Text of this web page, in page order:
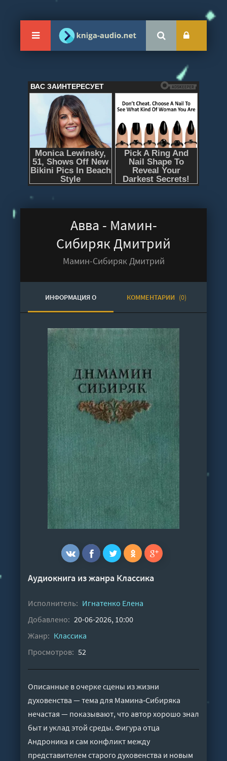
Авва - Мамин-
Сибиряк Дмитрий
Мамин-Сибиряк Дмитрий
ИНФОРМАЦИЯ О
АУДИОКНИГЕ
КОММЕНТАРИИ (0)
Аудиокнига из жанра Классика
Исполнитель: Игнатенко Елена
Добавлено: 20-06-2026, 10:00
Жанр: Классика
Просмотров: 52
Описанные в очерке сцены из жизни
духовенства — тема для Мамина‑Сибиряка
нечастая — показывают, что автор хорошо знал
быт и уклад этой среды. Фигура отца
Андроника и сам конфликт между
представителем старого духовенства и новым